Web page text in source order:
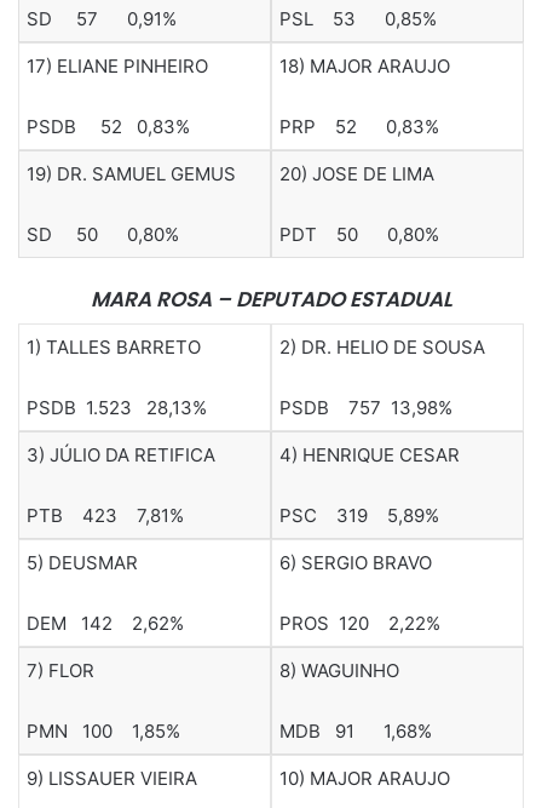
SD 57 0,91% PSL 53 0,85%
17) ELIANE PINHEIRO
PSDB 52 0,83%
18) MAJOR ARAUJO
PRP 52 0,83%
19) DR. SAMUEL GEMUS
SD 50 0,80%
20) JOSE DE LIMA
PDT 50 0,80%
MARA ROSA – DEPUTADO ESTADUAL
1) TALLES BARRETO
PSDB 1.523 28,13%
2) DR. HELIO DE SOUSA
PSDB 757 13,98%
3) JÚLIO DA RETIFICA
PTB 423 7,81%
4) HENRIQUE CESAR
PSC 319 5,89%
5) DEUSMAR
DEM 142 2,62%
6) SERGIO BRAVO
PROS 120 2,22%
7) FLOR
PMN 100 1,85%
8) WAGUINHO
MDB 91 1,68%
9) LISSAUER VIEIRA 10) MAJOR ARAUJO